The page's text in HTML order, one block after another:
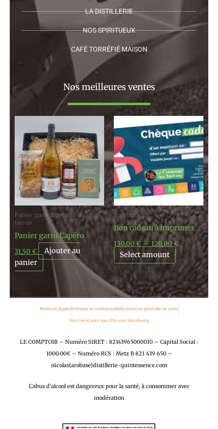
LA DISTILLERIE
NOS SPIRITUEUX
CAFÉ TORRÉFIÉ MAISON
Nos meilleures ventes
Panier garni & produit du
terroir
Panier garni L’apéro
31,50 €
Ajouter au
panier
Bon cadeau
Bon cadeau à imprimer
130,00 € – 120,00€
Plage
de
prix :
130,00 €
à
120,00 €
Select amount
Mentions légalesPolitique de confidentialitéConditions générales de vente
Site créé et suivi par City-com Sarrebourg
LE COMPTOIR – Numéro SIRET : 82143965000010 – Capital Social :
1000.00€ – Numéro RCS : Metz B 821 439 650 –
nicolas(arobase)distillerie-quintessence.com
L’abus d’alcool est dangereux pour la santé, à consommer avec
modération